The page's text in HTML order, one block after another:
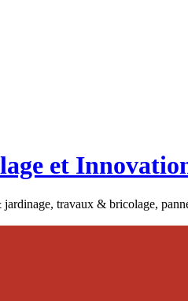
et
travaux & bricolage,